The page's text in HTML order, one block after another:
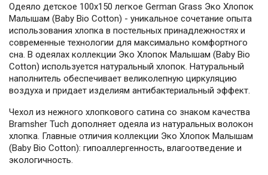
Одеяло детское 100х150 легкое German Grass Эко Хлопок
Малышам (Baby Bio Cotton) - уникальное сочетание опыта
использования хлопка в постельных принадлежностях и
современные технологии для максимально комфортного
сна. В одеялах коллекции Эко Хлопок Малышам (Baby Bio
Cotton) используется натуральный хлопок. Натуральный
наполнитель обеспечивает великолепную циркуляцию
воздуха и придает изделиям антибактериальный эффект.
Чехол из нежного хлопкового сатина со знаком качества
Bramsher Tuch дополняет одеяла из натуральных волокон
хлопка. Главные отличия коллекции Эко Хлопок Малышам
(Baby Bio Cotton): гипоаллергенность, влагоотведение и
экологичность.